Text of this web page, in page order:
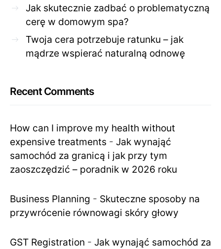
Jak skutecznie zadbać o problematyczną
cerę w domowym spa?
Twoja cera potrzebuje ratunku – jak
mądrze wspierać naturalną odnowę
Recent Comments
How can I improve my health without
expensive treatments - Jak wynająć
samochód za granicą i jak przy tym
zaoszczędzić – poradnik w 2026 roku
Business Planning - Skuteczne sposoby na
przywrócenie równowagi skóry głowy
GST Registration - Jak wynająć samochód za